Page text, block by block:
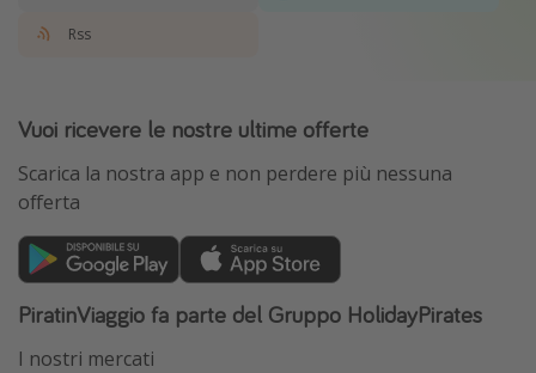
Rss
Vuoi ricevere le nostre ultime offerte
Scarica la nostra app e non perdere più nessuna
offerta
PiratinViaggio fa parte del Gruppo HolidayPirates
I nostri mercati